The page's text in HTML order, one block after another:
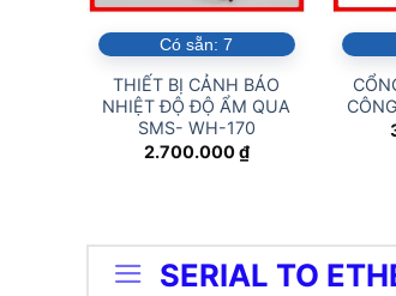
Có sẵn:7
THIẾT BỊ CẢNH BÁO
NHIỆT ĐỘ ĐỘ ẨM QUA
SMS- WH-170
2.700.000₫
SERIAL TO